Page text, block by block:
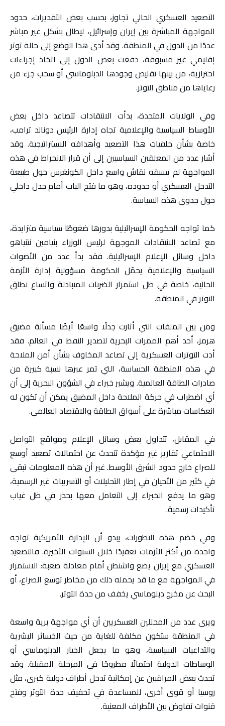
التصعيد العسكري الحالي تجاوز، بحسب بعض التقديرات، حدود
المواجهة المباشرة بين إيران وإسرائيل، ليطال بشكل غير مباشر
عددًا من الدول في المنطقة. وقد أدى هذا الوضع إلى حالة توتر
إقليمي غير مسبوقة، دفعت بعض الدول إلى اتخاذ إجراءات
احترازية، من بينها تقليص وجودها الدبلوماسي أو سحب جزء من
رعاياها من مناطق التوتر.
وفي الولايات المتحدة، بدأت الانتقادات تتصاعد داخل بعض
الأوساط السياسية والإعلامية تجاه إدارة الرئيس دونالد ترامب،
خاصة بشأن خلفيات هذا التصعيد وأهدافه الاستراتيجية. وقد
أشار عدد من المعلقين السياسيين إلى أن قرار الانخراط في هذه
المواجهة لم يسبقه نقاش واسع داخل الكونغرس حول طبيعة
التدخل العسكري أو حدوده، وهو ما فتح الباب أمام جدل داخلي
حول جدوى هذه السياسة.
كما تواجه الحكومة الإسرائيلية بدورها ضغوطًا سياسية متزايدة،
مع تصاعد الانتقادات الموجهة لرئيس الوزراء بنيامين نتنياهو
داخل وسائل الإعلام الإسرائيلية. فقد بدأ عدد من الأصوات
السياسية والإعلامية يحمّل الحكومة مسؤولية إدارة الأزمة
الحالية، خاصة في ظل استمرار الضربات المتبادلة واتساع نطاق
التوتر في المنطقة.
ومن بين الملفات التي أثارت جدلًا واسعًا أيضًا مسألة مضيق
هرمز، أحد أهم الممرات البحرية لتصدير النفط في العالم. فقد
أدت التوترات العسكرية إلى تصاعد المخاوف بشأن أمن الملاحة
في هذه المنطقة الحساسة، التي تمر عبرها نسبة كبيرة من
صادرات الطاقة العالمية. ويشير خبراء في الشؤون البحرية إلى أن
أي اضطراب في حركة الملاحة داخل المضيق يمكن أن تكون له
انعكاسات مباشرة على أسواق الطاقة والاقتصاد العالمي.
في المقابل، تتداول بعض وسائل الإعلام ومواقع التواصل
الاجتماعي تقارير غير مؤكدة تتحدث عن احتمالات تصعيد أوسع
للصراع خارج حدود الشرق الأوسط. غير أن هذه المعلومات تبقى
في كثير من الأحيان في إطار التحليلات أو التسريبات غير الرسمية،
وهو ما يدفع الخبراء إلى التعامل معها بحذر في ظل غياب
تأكيدات رسمية.
وفي خضم هذه التطورات، يبدو أن الإدارة الأمريكية تواجه
واحدة من أكثر الأزمات تعقيدًا خلال السنوات الأخيرة. فالتصعيد
العسكري مع إيران يضع واشنطن أمام معادلة صعبة: الاستمرار
في المواجهة مع ما قد يحمله ذلك من مخاطر توسع الصراع، أو
البحث عن مخرج دبلوماسي يخفف من حدة التوتر.
ويرى عدد من المحللين العسكريين أن أي مواجهة برية واسعة
في المنطقة ستكون مكلفة للغاية من حيث الخسائر البشرية
والتداعيات السياسية، وهو ما يجعل الخيار الدبلوماسي أو
الوساطات الدولية احتمالًا مطروحًا في المرحلة المقبلة. وقد
تحدث بعض المراقبين عن إمكانية تدخل أطراف دولية كبرى، مثل
روسيا أو قوى أخرى، للمساعدة في تخفيف حدة التوتر وفتح
قنوات تفاوض بين الأطراف المعنية.